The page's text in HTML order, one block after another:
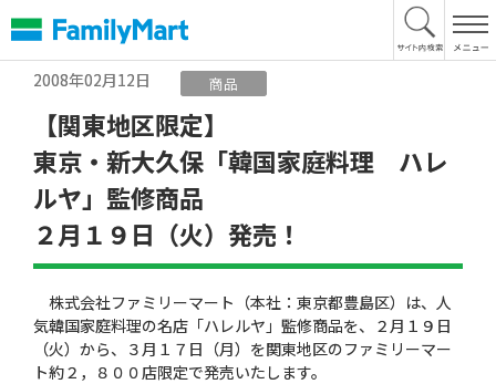
文
へ
2008年02月12日
商品
【関東地区限定】
東京・新大久保「韓国家庭料理 ハレ
ルヤ」監修商品
２月１９日（火）発売！
株式会社ファミリーマート（本社：東京都豊島区）は、人
気韓国家庭料理の名店「ハレルヤ」監修商品を、２月１９日
（火）から、３月１７日（月）を関東地区のファミリーマー
ト約２，８００店限定で発売いたします。